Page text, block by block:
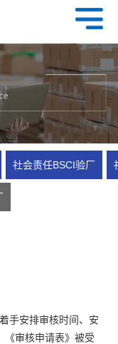
社会责任BSCI验厂
手安排审核时间、安
《审核申请表》被受